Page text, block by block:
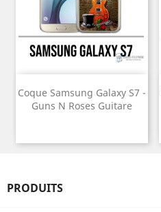
Coque Samsung Galaxy S7 -
Guns N Roses Guitare
PRODUITS